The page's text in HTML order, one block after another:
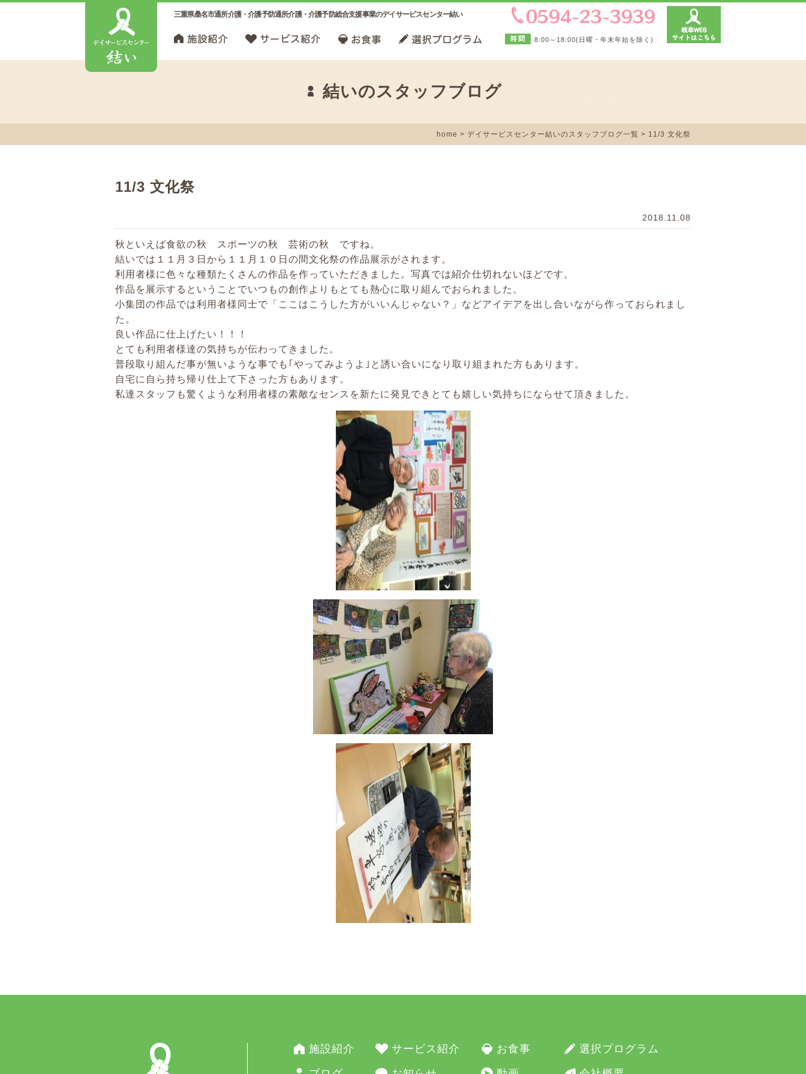
三重県桑名市通所介護・介護予防通所介護・介護予防総合支援事業のデイサービスセンター結い
8:00～18:00(日曜・年末年始を除く)
結いのスタッフブログ
home > デイサービスセンター結いのスタッフブログ一覧 > 11/3 文化祭
11/3 文化祭
2018.11.08
秋といえば食欲の秋 スポーツの秋 芸術の秋 ですね。
結いでは１１月３日から１１月１０日の間文化祭の作品展示がされます。
利用者様に色々な種類たくさんの作品を作っていただきました。写真では紹介仕切れないほどです。
作品を展示するということでいつもの創作よりもとても熱心に取り組んでおられました。
小集団の作品では利用者様同士で「ここはこうした方がいいんじゃない？」などアイデアを出し合いながら作っておられまし
た。
良い作品に仕上げたい！！！
とても利用者様達の気持ちが伝わってきました。
普段取り組んだ事が無いような事でも｢やってみようよ｣と誘い合いになり取り組まれた方もあります。
自宅に自ら持ち帰り仕上て下さった方もあります。
私達スタッフも驚くような利用者様の素敵なセンスを新たに発見できとても嬉しい気持ちにならせて頂きました。
施設紹介 サービス紹介 お食事 選択プログラム